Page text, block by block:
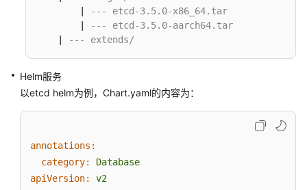
服
务
--- etcd-3.5.0-x86_64.tar
--- etcd-3.5.0-aarch64.tar
--- extends/
Helm服务
以etcd helm为例，Chart.yaml的内容为：
annotations:
category:
Database
apiVersion:
v2